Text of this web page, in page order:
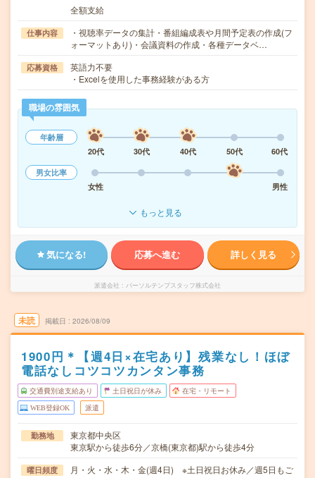
全額支給
仕事内容
・視聴率データの集計・番組編成表や月間予定表の作成(フ
ォーマットあり)・会議資料の作成・各種データベ…
応募資格
英語力不要
・Excelを使用した事務経験がある方
職場の雰囲気
年齢層
20代
30代 40代 50代
60代
男女比率
女性
男性
もっと見る
気になる! 応募へ進む 詳しく見る
派遣会社 パーソルテンプスタッフ株式会社
未読 掲載日 2026/08/09
1900円＊【週4日×在宅あり】残業なし！ほぼ
電話なしコツコツカンタン事務
交通費別途支給あり 土日祝日が休み 在宅・リモート
WEB登録OK 派遣
勤務地
東京都中央区
東京駅から徒歩6分／京橋(東京都)駅から徒歩4分
曜日頻度
月・火・水・木・金(週4日) ※土日祝日お休み／週5日もご